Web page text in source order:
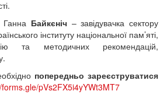
Ганна Байкєніч– завідувачка сектору
інституту національної пам’яті,
та методичних рекомендацій,
попередньо зареєструватися
pVs2FX5i4yYWt3MT7